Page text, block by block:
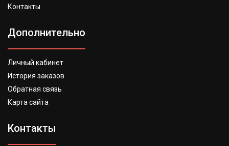
Контакты
Дополнительно
Личный кабинет
История заказов
Обратная связь
Карта сайта
Контакты